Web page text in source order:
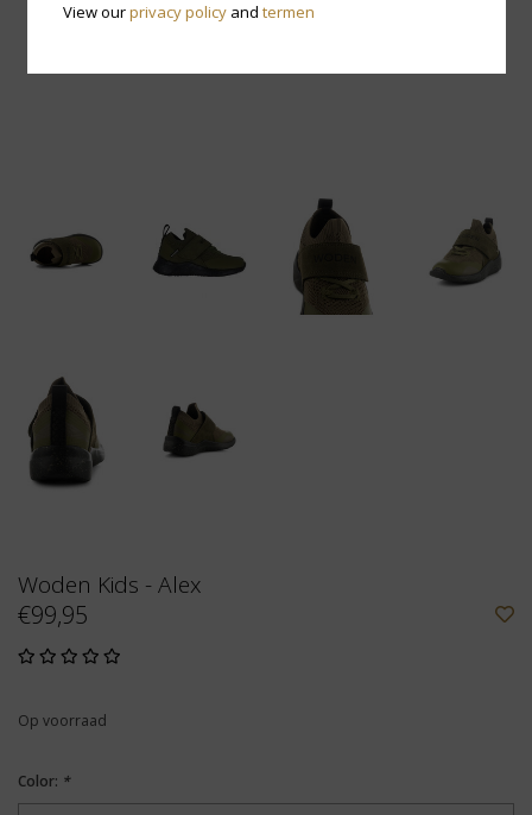
Woden Kids - Alex
€99,95
Op voorraad
Color: *
View ourprivacy policyand termen